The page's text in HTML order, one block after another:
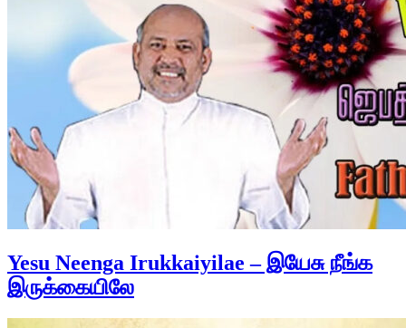
Yesu Neenga Irukkaiyilae – இயேசு நீங்க
இருக்கையிலே